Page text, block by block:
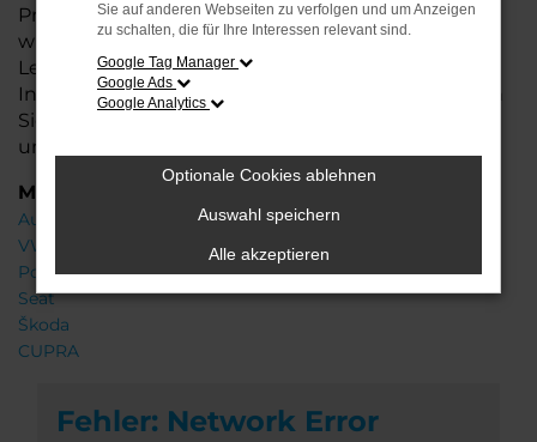
Profitieren Sie von unseren zusätzlichenServices
wie attraktiven Finanzierungsmöglichkeiten,
Leasingangeboten und der bequemen
Inzahlungnahme Ihres alten Fahrzeugs. Besuchen
Sie uns und überzeugen Sie sich von der Qualität
und dem Service, den wir Ihnen bieten!
Marken
Audi
VW
Porsche
Seat
Škoda
CUPRA
Fehler: Network Error
Sie auf anderen Webseiten zu verfolgen und um Anzeigen
zu schalten, die für Ihre Interessen relevant sind.
Google Tag Manager
Google Ads
Google Analytics
Optionale Cookies ablehnen
Auswahl speichern
Alle akzeptieren